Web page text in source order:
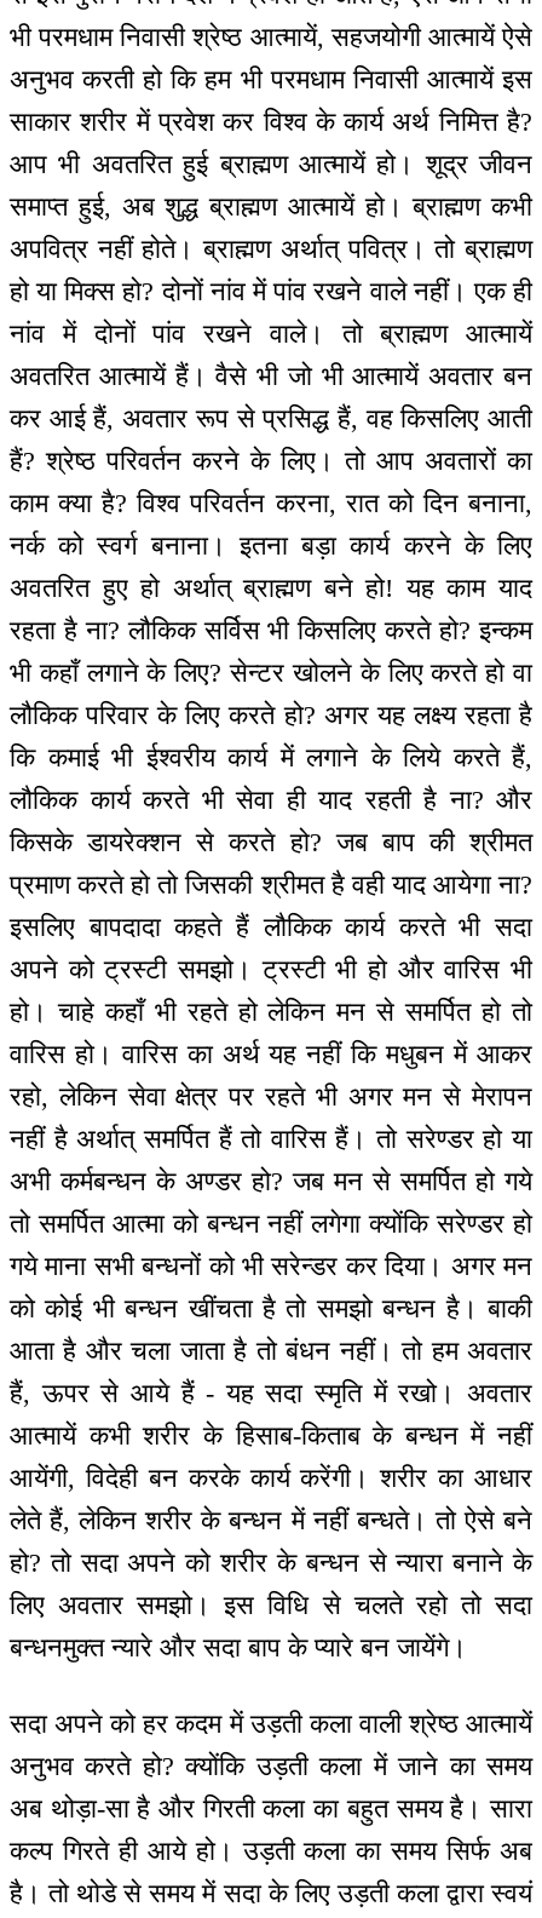
भी परमधाम निवासी श्रेष्ठ आत्मायें, सहजयोगी आत्मायें ऐसे
अनुभव करती हो कि हम भी परमधाम निवासी आत्मायें इस
साकार शरीर में प्रवेश कर विश्व के कार्य अर्थ निमित्त है?
आप भी अवतरित हुई ब्राह्मण आत्मायें हो। शूद्र जीवन
समाप्त हुई, अब शुद्ध ब्राह्मण आत्मायें हो। ब्राह्मण कभी
अपवित्र नहीं होते। ब्राह्मण अर्थात् पवित्र। तो ब्राह्मण
हो या मिक्स हो? दोनों नांव में पांव रखने वाले नहीं। एक ही
नांव में दोनों पांव रखने वाले। तो ब्राह्मण आत्मायें
अवतरित आत्मायें हैं। वैसे भी जो भी आत्मायें अवतार बन
कर आई हैं, अवतार रूप से प्रसिद्ध हैं, वह किसलिए आती
हैं? श्रेष्ठ परिवर्तन करने के लिए। तो आप अवतारों का
काम क्या है? विश्व परिवर्तन करना, रात को दिन बनाना,
नर्क को स्वर्ग बनाना। इतना बड़ा कार्य करने के लिए
अवतरित हुए हो अर्थात् ब्राह्मण बने हो! यह काम याद
रहता है ना? लौकिक सर्विस भी किसलिए करते हो? इन्कम
भी कहाँ लगाने के लिए? सेन्टर खोलने के लिए करते हो वा
लौकिक परिवार के लिए करते हो? अगर यह लक्ष्य रहता है
कि कमाई भी ईश्वरीय कार्य में लगाने के लिये करते हैं,
लौकिक कार्य करते भी सेवा ही याद रहती है ना? और
किसके डायरेक्शन से करते हो? जब बाप की श्रीमत
प्रमाण करते हो तो जिसकी श्रीमत है वही याद आयेगा ना?
इसलिए बापदादा कहते हैं लौकिक कार्य करते भी सदा
अपने को ट्रस्टी समझो। ट्रस्टी भी हो और वारिस भी
हो। चाहे कहाँ भी रहते हो लेकिन मन से समर्पित हो तो
वारिस हो। वारिस का अर्थ यह नहीं कि मधुबन में आकर
रहो, लेकिन सेवा क्षेत्र पर रहते भी अगर मन से मेरापन
नहीं है अर्थात् समर्पित हैं तो वारिस हैं। तो सरेण्डर हो या
अभी कर्मबन्धन के अण्डर हो? जब मन से समर्पित हो गये
तो समर्पित आत्मा को बन्धन नहीं लगेगा क्योंकि सरेण्डर हो
गये माना सभी बन्धनों को भी सरेन्डर कर दिया। अगर मन
को कोई भी बन्धन खींचता है तो समझो बन्धन है। बाकी
आता है और चला जाता है तो बंधन नहीं। तो हम अवतार
हैं, ऊपर से आये हैं - यह सदा स्मृति में रखो। अवतार
आत्मायें कभी शरीर के हिसाब-किताब के बन्धन में नहीं
आयेंगी, विदेही बन करके कार्य करेंगी। शरीर का आधार
लेते हैं, लेकिन शरीर के बन्धन में नहीं बन्धते। तो ऐसे बने
हो? तो सदा अपने को शरीर के बन्धन से न्यारा बनाने के
लिए अवतार समझो। इस विधि से चलते रहो तो सदा
बन्धनमुक्त न्यारे और सदा बाप के प्यारे बन जायेंगे।
सदा अपने को हर कदम में उड़ती कला वाली श्रेष्ठ आत्मायें
अनुभव करते हो? क्योंकि उड़ती कला में जाने का समय
अब थोड़ा-सा है और गिरती कला का बहुत समय है। सारा
कल्प गिरते ही आये हो। उड़ती कला का समय सिर्फ अब
है। तो थोडे से समय में सदा के लिए उड़ती कला द्वारा स्वयं